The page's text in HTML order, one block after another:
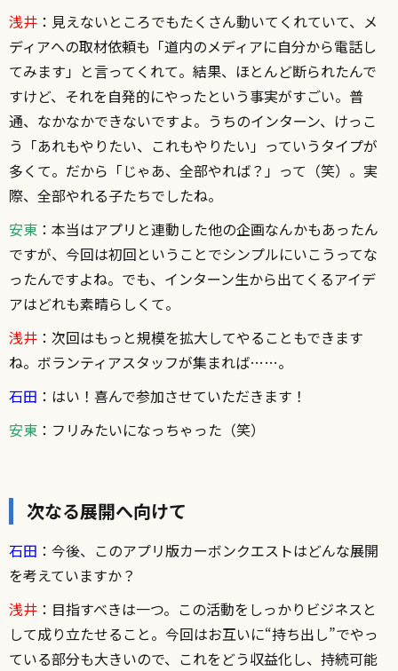
浅井 ：見えないところでもたくさん動いてくれていて、メ
ディアへの取材依頼も「道内のメディアに自分から電話し
てみます」と言ってくれて。結果、ほとんど断られたんで
すけど、それを自発的にやったという事実がすごい。普
通、なかなかできないですよ。うちのインターン、けっこ
う「あれもやりたい、これもやりたい」っていうタイプが
多くて。だから「じゃあ、全部やれば？」って（笑）。実
際、全部やれる子たちでしたね。
安東 ：本当はアプリと連動した他の企画なんかもあったん
ですが、今回は初回ということでシンプルにいこうってな
ったんですよね。でも、インターン生から出てくるアイデ
アはどれも素晴らしくて。
浅井 ：次回はもっと規模を拡大してやることもできます
ね。ボランティアスタッフが集まれば……。
石田 ：はい！喜んで参加させていただきます！
安東 ：フリみたいになっちゃった（笑）
次なる展開へ向けて
石田 ：今後、このアプリ版カーボンクエストはどんな展開
を考えていますか？
浅井 ：目指すべきは一つ。この活動をしっかりビジネスと
して成り立たせること。今回はお互いに“持ち出し”でやっ
ている部分も大きいので、これをどう収益化し、持続可能